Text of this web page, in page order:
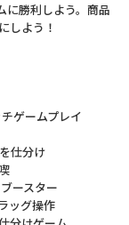
に勝利しよう。商品
しよう！
ゲームプレイ
仕分け
ースター
ッグ操作